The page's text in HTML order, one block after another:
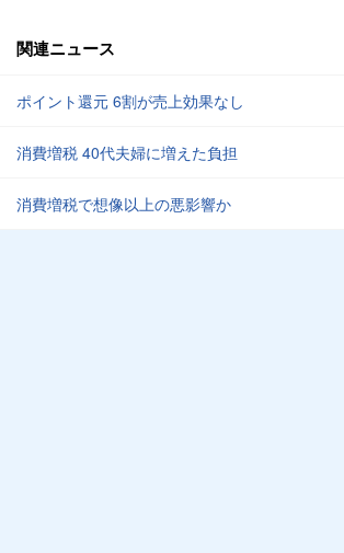
関連ニュース
ポイント還元 6割が売上効果なし
消費増税 40代夫婦に増えた負担
消費増税で想像以上の悪影響か